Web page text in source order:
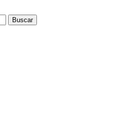
Buscar